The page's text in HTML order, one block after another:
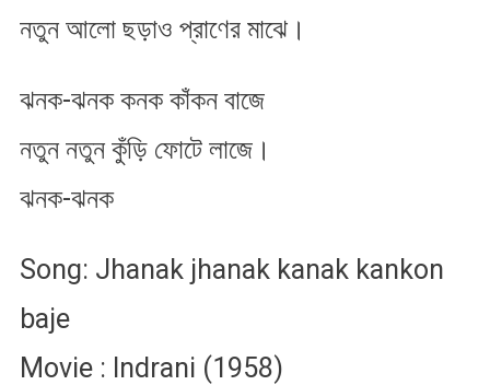
নতুন আলো ছড়াও প্রাণের মাঝে।
ঝনক-ঝনক কনক কাঁকন বাজে
নতুন নতুন কুঁড়ি ফোটে লাজে।
ঝনক-ঝনক
Song: Jhanak jhanak kanak kankon
baje
Movie : Indrani (1958)